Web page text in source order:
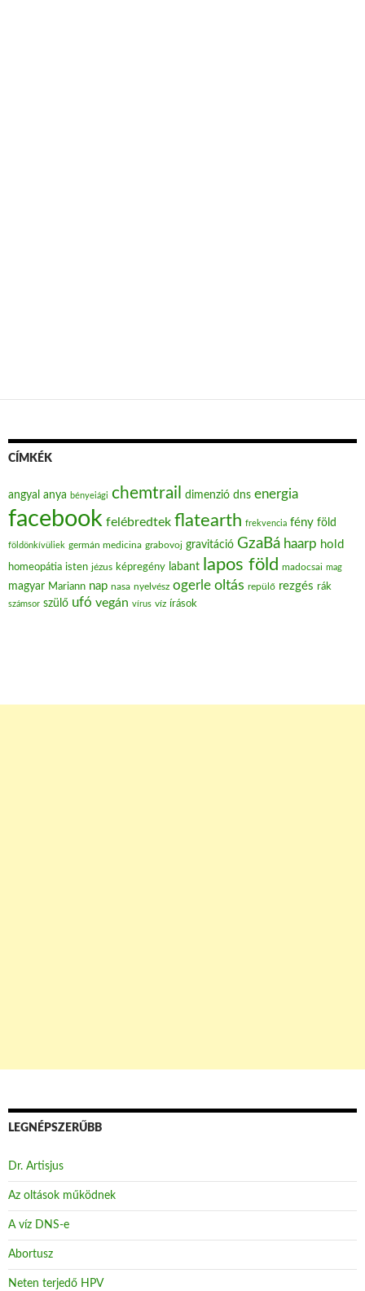
CÍMKÉK
angyal anya bényeiági chemtrail dimenzió dns energia
facebook felébredtek flatearth frekvencia fény föld
földönkívüliek germán medicina grabovoj gravitáció GzaBá haarp hold
homeopátia isten jézus képregény labant lapos föld madocsai mag
magyar Mariann nap nasa nyelvész ogerle oltás repülő rezgés rák
számsor szülő ufó vegán vírus víz írások
LEGNÉPSZERŰBB
Dr. Artisjus
Az oltások működnek
A víz DNS-e
Abortusz
Neten terjedő HPV